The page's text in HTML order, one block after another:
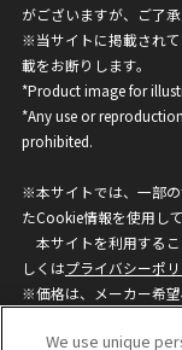
がございますが、ご了承
※当サイトに掲載され
載をお断りします。
*Product image for
*Any use or
prohibited.
※本サイトでは、一部
たCookie情報を使用して
本サイトを利用する
しくはプライバシーポ
※価格は、メーカー希望
ざいますのでご了承く
We use unique